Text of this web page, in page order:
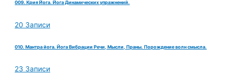
009. Крия Йога. Йога Динамических упражнений.
20 Записи
010. Мантра йога. Йога Вибрации Речи, Мысли, Праны. Порождение волн смысла.
23 Записи